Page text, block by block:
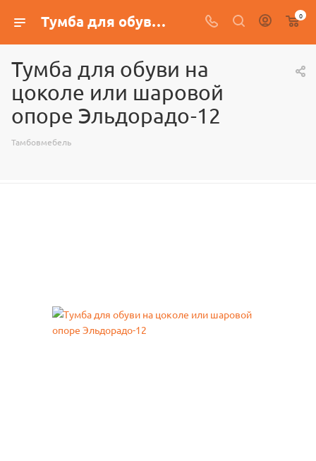
Тумба для обуви на цоколе или шаровой опоре Эльдорадо-12 0
Тумба для обуви на
цоколе или шаровой
опоре Эльдорадо-12
Тамбовмебель